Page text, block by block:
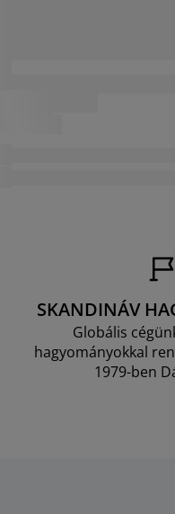
SKANDINÁV
Globális
hagyományokkal
1979-ben